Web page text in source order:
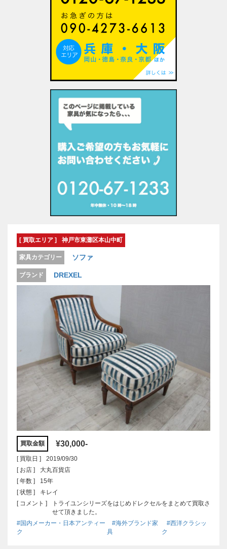
[ 買取エリア ] 神戸市東灘区本山中町
家具カテゴリー ソファ
ブランド DREXEL
買取金額 ¥30,000-
[ 買取日 ]
2019/09/30
[ お店 ]
大丸百貨店
[ 年数 ]
15年
[ 状態 ]
キレイ
[ コメント ]
トライユンシリーズをはじめドレクセルをまとめて買取さ
せて頂きました。
#国内メーカー・日本アンティー
ク
#海外ブランド家
具
#西洋クラシッ
ク